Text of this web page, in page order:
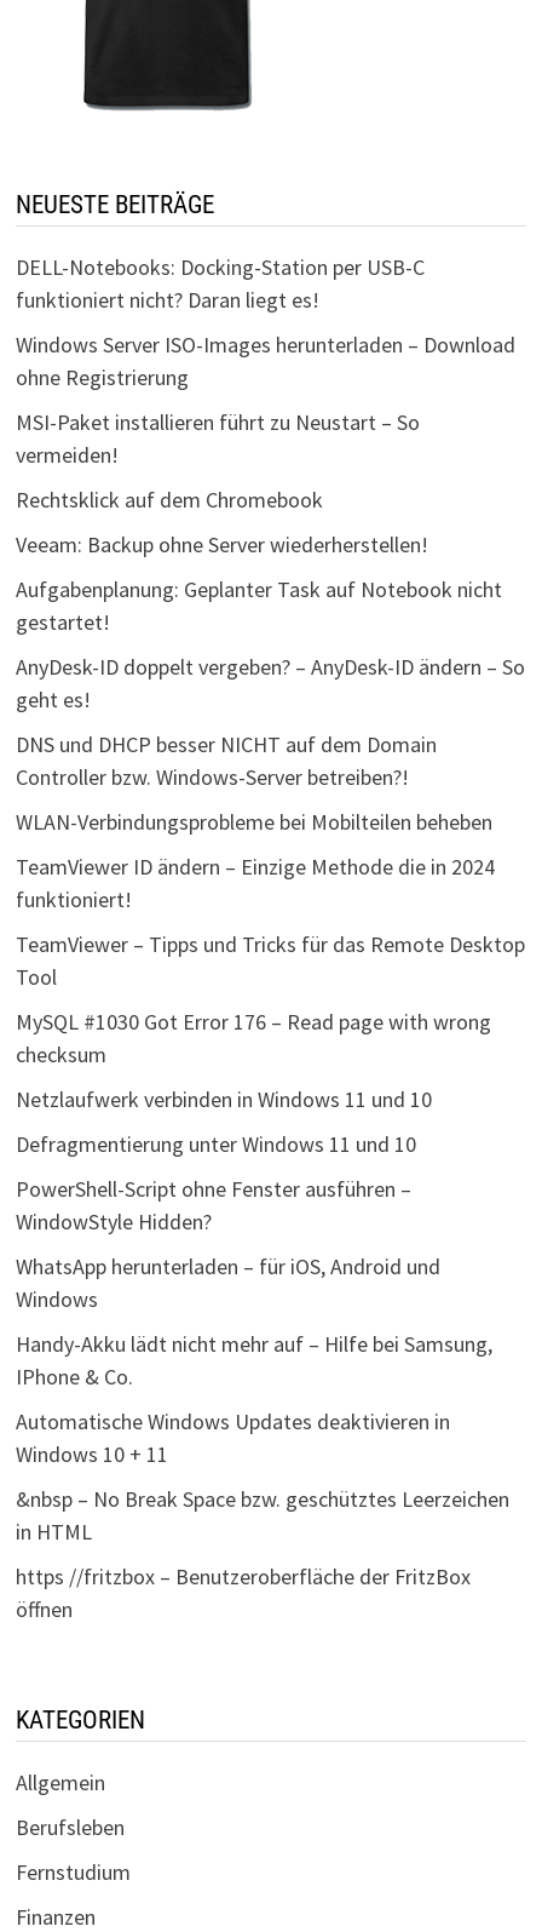
NEUESTE BEITRÄGE
DELL-Notebooks: Docking-Station per USB-C
funktioniert nicht? Daran liegt es!
Windows Server ISO-Images herunterladen – Download
ohne Registrierung
MSI-Paket installieren führt zu Neustart – So
vermeiden!
Rechtsklick auf dem Chromebook
Veeam: Backup ohne Server wiederherstellen!
Aufgabenplanung: Geplanter Task auf Notebook nicht
gestartet!
AnyDesk-ID doppelt vergeben? – AnyDesk-ID ändern – So
geht es!
DNS und DHCP besser NICHT auf dem Domain
Controller bzw. Windows-Server betreiben?!
WLAN-Verbindungsprobleme bei Mobilteilen beheben
TeamViewer ID ändern – Einzige Methode die in 2024
funktioniert!
TeamViewer – Tipps und Tricks für das Remote Desktop
Tool
MySQL #1030 Got Error 176 – Read page with wrong
checksum
Netzlaufwerk verbinden in Windows 11 und 10
Defragmentierung unter Windows 11 und 10
PowerShell-Script ohne Fenster ausführen –
WindowStyle Hidden?
WhatsApp herunterladen – für iOS, Android und
Windows
Handy-Akku lädt nicht mehr auf – Hilfe bei Samsung,
IPhone & Co.
Automatische Windows Updates deaktivieren in
Windows 10 + 11
&nbsp – No Break Space bzw. geschütztes Leerzeichen
in HTML
https //fritzbox – Benutzeroberfläche der FritzBox
öffnen
KATEGORIEN
Allgemein
Berufsleben
Fernstudium
Finanzen